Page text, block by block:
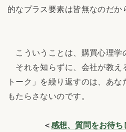
的なプラス要素は皆無なのだか
こういうことは、購買心理学
それを知らずに、会社が教え
トーク」を繰り返すのは、あ
もたらさないのです。
＜感想、質問をお待ち